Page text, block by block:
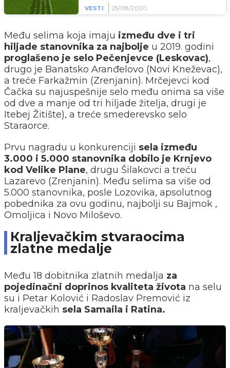
VESTI
25/08/2020
Među selima koja imaju između dve i tri
hiljade stanovnika za najbolje u 2019. godini
proglašeno je selo Pečenjevce (Leskovac),
drugo je Banatsko Aranđelovo (Novi Kneževac),
a treće Farkažmin (Zrenjanin). Mrčejevci kod
Čačka su najuspešnije selo među onima sa više
od dve a manje od tri hiljade žitelja, drugi je
Itebej Žitište), a treće smederevsko selo
Staraorce.
Prvu nagradu u konkurenciji sela između
3.000 i 5.000 stanovnika dobilo je Krnjevo
kod Velike Plane, drugu Šilakovci a treću
Lazarevo (Zrenjanin). Мeđu selima sa više od
5.000 stanovnika, posle Lozovika, apsolutnog
pobednika za ovu godinu, najbolji su Bajmok ,
Omoljica i Novo Miloševo.
Кraljevačkim stvaraocima
zlatne medalje
Među 18 dobitnika zlatnih medalja za
pojedinačni doprinos kvaliteta života na selu
su i Petar Kolović i Radoslav Premović iz
kraljevačkih sela Samaila i Ratina.